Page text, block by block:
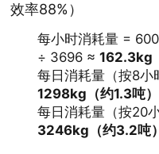
效率88%）
每小时消耗量 =
÷ 3696 ≈162.3kg
每日消耗量（按8
1298kg（约1.3吨）
每日消耗量（按20
3246kg（约3.2吨）